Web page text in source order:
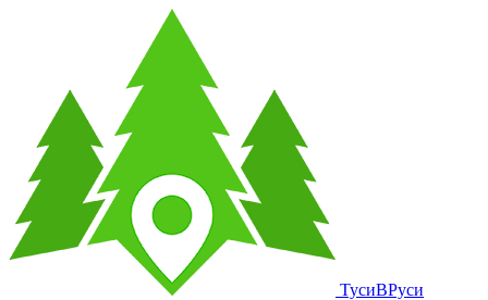
ТусиВРуси